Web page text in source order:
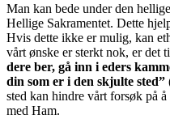
Man kan bede under den
Hellige Sakramentet. Dette
Hvis dette ikke er mulig, kan
vårt ønske er sterkt nok, er det
dere ber, gå inn i eders
din som er i den skjulte sted”
sted kan hindre vårt forsøk på
med Ham.